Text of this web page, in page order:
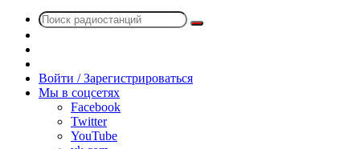
Поиск
радио
Войти / Зарегистрироваться
Мы в соцсетях
Facebook
Twitter
YouTube